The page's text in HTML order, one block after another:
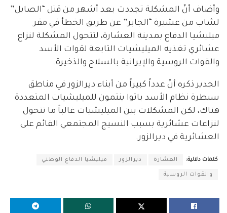
وأضاف أنّ المشكلة تجددت بعد أشهر من قتل “الصايل”
لشاب من عشيرة “الجابر” عن طريق الخطأ في مقر
ميليشيا الدفاع بمدينة العشارة، لتتحول المشكلة لنزاع
عشائري تغذيه الميليشيات التابعة لقوات الأسد
والقوات الروسية والإيرانية بالسلاح والذخيرة.
الجدير ذكره أنّ عدداً كبيراً من أبناء ديرالزور في مناطق
سيطرة نظام الأسد باتوا ينتمون للميليشيات المتعددة
هناك، لكن المشكلات بين الميليشيات غالباً ما تتحول
لنزاعات عشائرية بسبب النسيج المجتمعي القائم على
العشائرية في ديرالزور.
كلمات دلالية: العشارة ديرالزور ميليشيا الدفاع الوطني
والقوات الروسية